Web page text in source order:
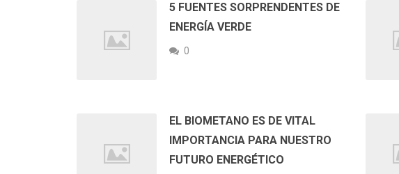
5 FUENTES SORPRENDENTES DE
ENERGÍA VERDE
0
EL BIOMETANO ES DE VITAL
IMPORTANCIA PARA NUESTRO
FUTURO ENERGÉTICO